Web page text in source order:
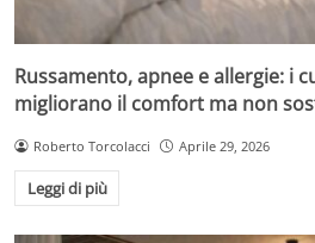
Russamento, apnee e allergie: i
migliorano il comfort ma non
Roberto Torcolacci Aprile 29, 2026
Leggi di più